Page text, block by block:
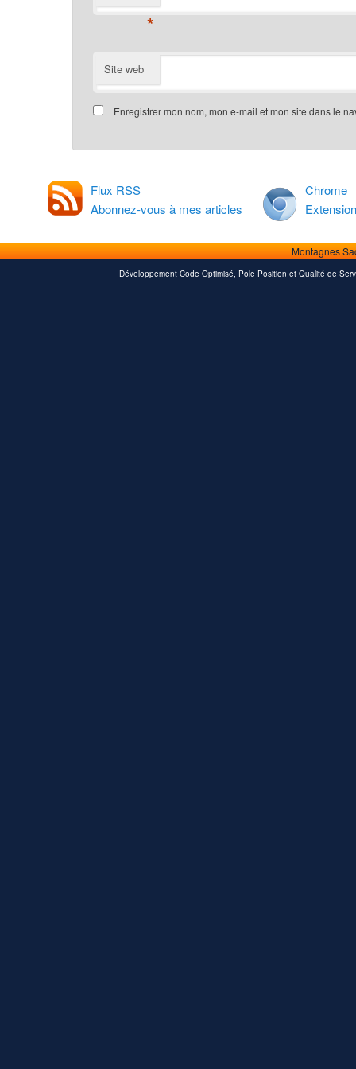
*
Site web
Enregistrer mon nom, mon e-mail et mon site dans le
Flux RSS
Abonnez-vous à mes articles
Chrome
Montagnes
Développement Code Optimisé, Pole Position et Qualité de